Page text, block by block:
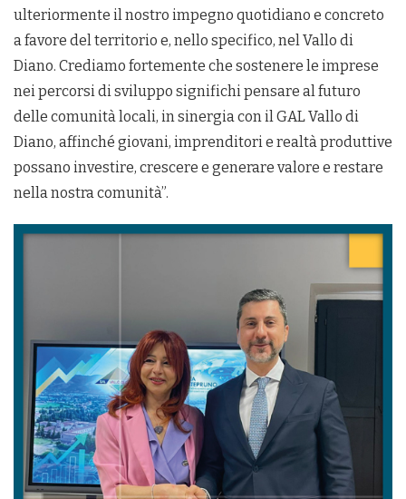
ulteriormente il nostro impegno quotidiano e concreto
a favore del territorio e, nello specifico, nel Vallo di
Diano. Crediamo fortemente che sostenere le imprese
nei percorsi di sviluppo significhi pensare al futuro
delle comunità locali, in sinergia con il GAL Vallo di
Diano, affinché giovani, imprenditori e realtà produttive
possano investire, crescere e generare valore e restare
nella nostra comunità”.